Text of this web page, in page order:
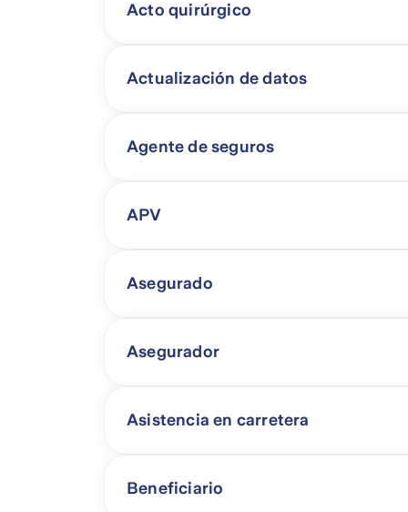
Acto quirúrgico
Actualización de datos
Agente de seguros
APV
Asegurado
Asegurador
Asistencia en carretera
Beneficiario